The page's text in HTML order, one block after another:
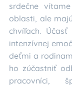
srdečne
oblasti, ale
chvíľach.
intenzívnej
deťmi a
ho zúčastniť
pracovníci,